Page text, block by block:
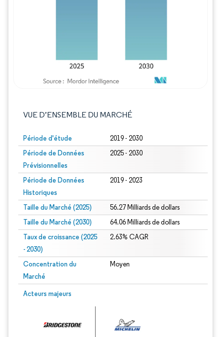
VUE D’ENSEMBLE DU MARCHÉ
Période d'étude 2019 - 2030
Période de Données
Prévisionnelles
2025 - 2030
Période de Données
Historiques
2019 - 2023
Taille du Marché (2025) 56.27 Milliards de dollars
Taille du Marché (2030) 64.06 Milliards de dollars
Taux de croissance (2025
- 2030)
2.63% CAGR
Concentration du
Marché
Moyen
Acteurs majeurs
Image © Mordor Intelligence. La réutilisation nécessite une attribution sous CC